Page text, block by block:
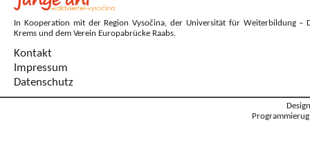
In Kooperation mit der Region Vysočina, der Universität für Weiterbildung –
Krems und dem Verein Europabrücke Raabs.
Kontakt
Impressum
Datenschutz